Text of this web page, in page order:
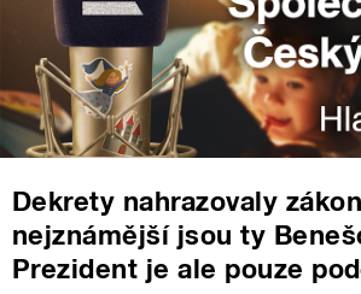
Dekrety nahrazovaly
nejznámější jsou ty
Prezident je ale pouze